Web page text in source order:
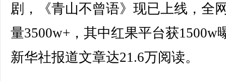
剧，《青山不曾语》现已上线，全
量3500w+，其中红果平台获1500w
新华社报道文章达21.6万阅读。